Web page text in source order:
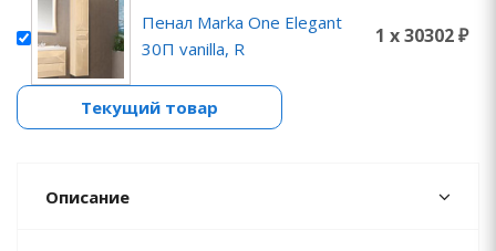
Пенал Marka One Elegant
30П vanilla, R
1 x 30302 ₽
Текущий товар
Описание